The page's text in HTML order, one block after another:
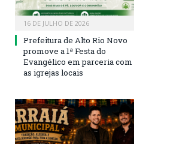
16 DE JULHO DE 2026
Prefeitura de Alto Rio Novo
promove a 1ª Festa do
Evangélico em parceria com
as igrejas locais